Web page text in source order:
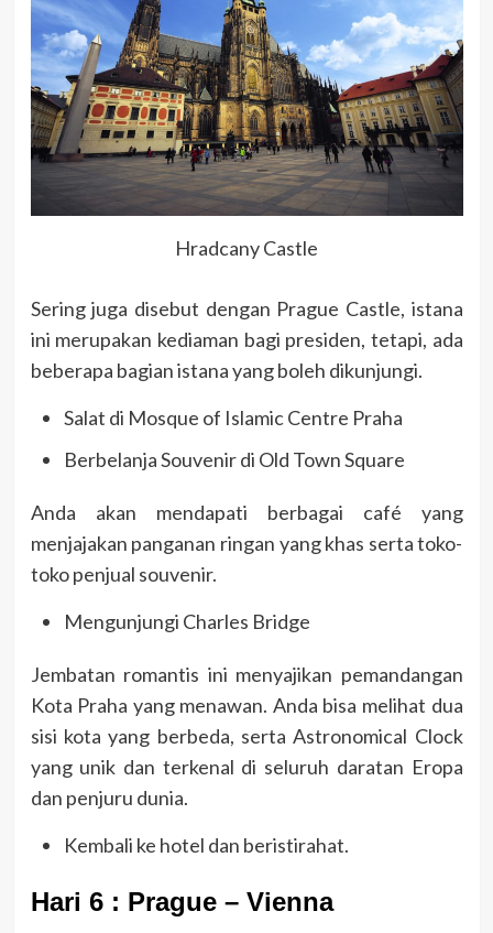
Hradcany Castle
Sering juga disebut dengan Prague Castle, istana
ini merupakan kediaman bagi presiden, tetapi, ada
beberapa bagian istana yang boleh dikunjungi.
Salat di Mosque of Islamic Centre Praha
Berbelanja Souvenir di Old Town Square
Anda akan mendapati berbagai café yang
menjajakan panganan ringan yang khas serta toko-
toko penjual souvenir.
Mengunjungi Charles Bridge
Jembatan romantis ini menyajikan pemandangan
Kota Praha yang menawan. Anda bisa melihat dua
sisi kota yang berbeda, serta Astronomical Clock
yang unik dan terkenal di seluruh daratan Eropa
dan penjuru dunia.
Kembali ke hotel dan beristirahat.
Hari 6 : Prague – Vienna